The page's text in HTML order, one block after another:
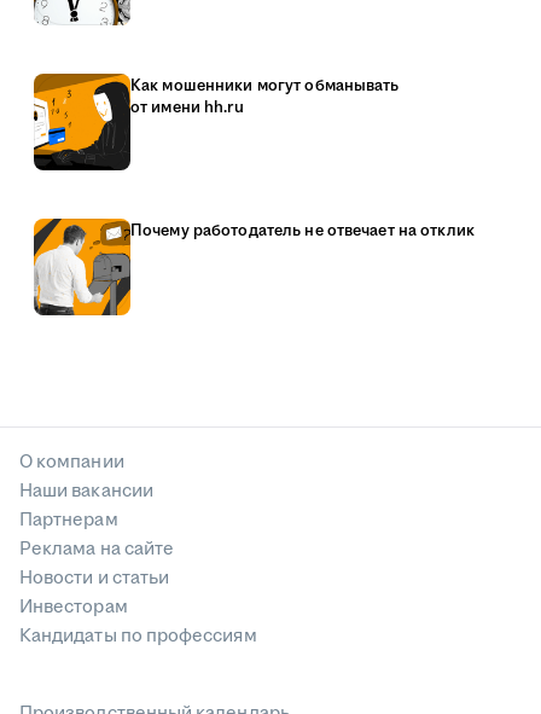
Как мошенники могут обманывать
от имени hh.ru
Почему работодатель не отвечает на отклик
О компании
Наши вакансии
Партнерам
Реклама на сайте
Новости и статьи
Инвесторам
Кандидаты по профессиям